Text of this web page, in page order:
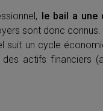
le bail a une
sont donc connus.
suit un cycle
actifs financiers